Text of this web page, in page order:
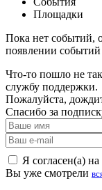
Площадки
Пока нет событий,
появлении событий
Что-то пошло не
службу поддержки.
Пожалуйста,
Спасибо за
Я согласен(а) на
Вы уже смотрели